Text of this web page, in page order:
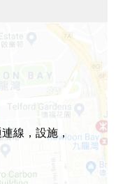
線，設施，